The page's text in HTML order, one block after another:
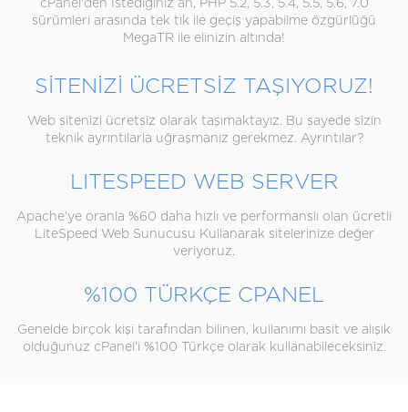
cPanel'den İstediğiniz an, PHP 5.2, 5.3, 5.4, 5.5, 5.6, 7.0
sürümleri arasında tek tık ile geçiş yapabilme özgürlüğü
MegaTR ile elinizin altında!
SİTENİZİ ÜCRETSİZ TAŞIYORUZ!
Web sitenizi ücretsiz olarak taşımaktayız. Bu sayede sizin
teknik ayrıntılarla uğraşmanız gerekmez. Ayrıntılar?
LITESPEED WEB SERVER
Apache'ye oranla %60 daha hızlı ve performanslı olan ücretli
LiteSpeed Web Sunucusu Kullanarak sitelerinize değer
veriyoruz.
%100 TÜRKÇE CPANEL
Genelde birçok kişi tarafından bilinen, kullanımı basit ve alışık
olduğunuz cPanel'i %100 Türkçe olarak kullanabileceksiniz.